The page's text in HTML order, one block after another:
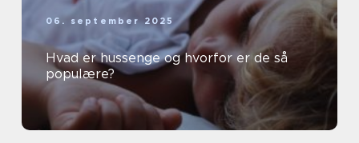
06. september 2025
Hvad er hussenge og hvorfor er de så
populære?